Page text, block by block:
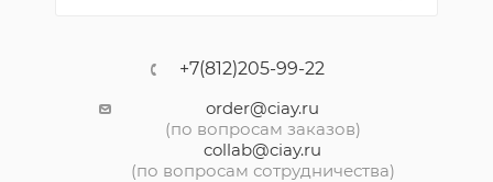
+7(812)205-99-22
order@ciay.ru
(по вопросам заказов)
collab@ciay.ru
(по вопросам сотрудничества)